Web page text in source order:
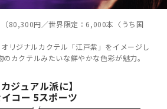
80,300円／世界限定：6,000本〈うち国
リジナルカクテル「江戸紫」をイメージし
カクテルみたいな鮮やかな色彩が魅力。
カジュアル派に】
コー 5スポーツ